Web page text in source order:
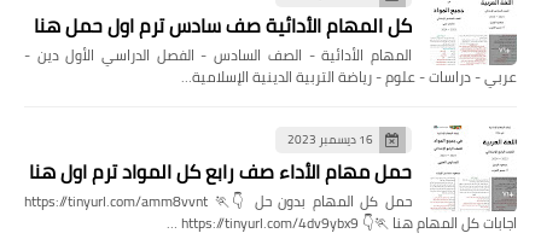
كل المهام الأدائية صف سادس ترم اول حمل هنا
المهام الأدائية - الصف السادس - الفصل الدراسي الأول دين -
عربي - دراسات - علوم - رياضة التربية الدينية الإسلامية…
16 ديسمبر 2023
حمل مهام الأداء صف رابع كل المواد ترم اول هنا
حمل كل المهام بدون حل 👇🏃 https://tinyurl.com/amm8vvnt
اجابات كل المهام هنا 🏃👇 https://tinyurl.com/4dv9ybx9 …